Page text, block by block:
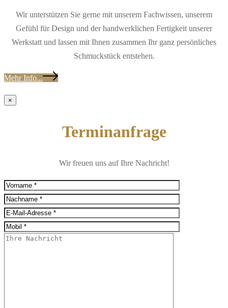
Wir unterstützen Sie gerne mit unserem Fachwissen, unserem
Gefühl für Design und der handwerklichen Fertigkeit unserer
Werkstatt und lassen mit Ihnen zusammen Ihr ganz persönliches
Schmuckstück entstehen.
Mehr Info...
×
Terminanfrage
Wir freuen uns auf Ihre Nachricht!